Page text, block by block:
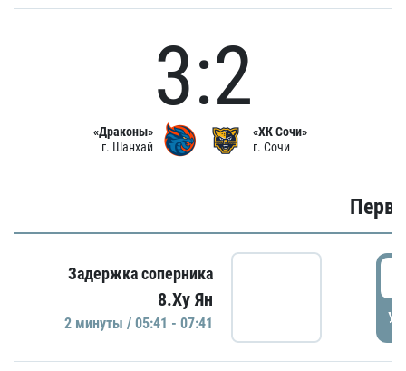
«Драконы»
г. Шанхай
3:2
«ХК Сочи»
г. Сочи
Задержка соперника
8.Ху Ян
2 минуты / 05:41 - 07:41